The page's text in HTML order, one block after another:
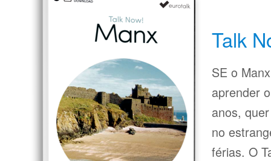
Talk
SE o
aprender
anos,
no
férias. O